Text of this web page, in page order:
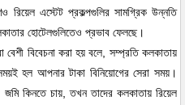
এস্টেট প্রকল্পগুলির সামগ্রিক উন্নতি
হোটেলগুলিতেও প্রভাব ফেলছে।
বিবেচনা করা হয় বলে, সম্প্রতি কলকাতায়
হল আপনার টাকা বিনিয়োগের সেরা সময়।
কিনতে চায়, তখন তাদের কলকাতায় রিয়েল